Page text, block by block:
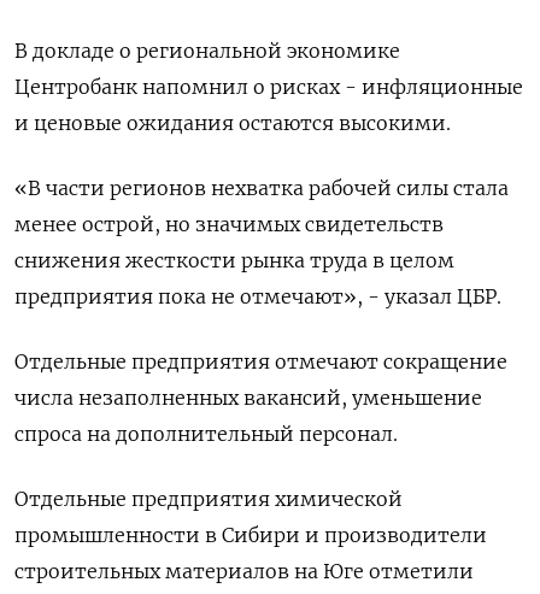
В докладе о региональной экономике
Центробанк напомнил о рисках - инфляционные
и ценовые ожидания остаются высокими.
«В части регионов нехватка рабочей силы стала
менее острой, но значимых свидетельств
снижения жесткости рынка труда в целом
предприятия пока не отмечают», - указал ЦБР.
Отдельные предприятия отмечают сокращение
числа незаполненных вакансий, уменьшение
спроса на дополнительный персонал.
Отдельные предприятия химической
промышленности в Сибири и производители
строительных материалов на Юге отметили